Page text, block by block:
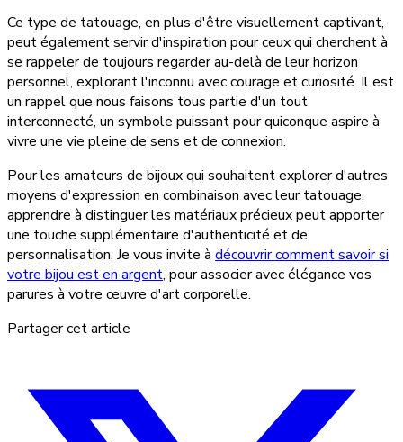
Ce type de tatouage, en plus d'être visuellement captivant,
peut également servir d'inspiration pour ceux qui cherchent à
se rappeler de toujours regarder au-delà de leur horizon
personnel, explorant l'inconnu avec courage et curiosité. Il est
un rappel que nous faisons tous partie d'un tout
interconnecté, un symbole puissant pour quiconque aspire à
vivre une vie pleine de sens et de connexion.
Pour les amateurs de bijoux qui souhaitent explorer d'autres
moyens d'expression en combinaison avec leur tatouage,
apprendre à distinguer les matériaux précieux peut apporter
une touche supplémentaire d'authenticité et de
personnalisation. Je vous invite à découvrir comment savoir si
votre bijou est en argent, pour associer avec élégance vos
parures à votre œuvre d'art corporelle.
Partager cet article